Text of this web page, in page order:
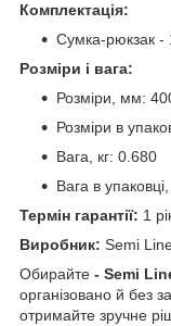
Комплектація:
Сумка-рюкзак -
Розміри і вага:
Розміри, мм:
Розміри в
Вага, кг: 0.680
Вага в
Термін гарантії: 1
Виробник: Semi
Обирайте - Semi
організовано й без
отримайте зручне